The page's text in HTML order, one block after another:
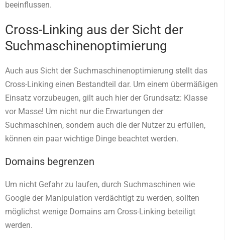
beeinflussen.
Cross-Linking aus der Sicht der
Suchmaschinenoptimierung
Auch aus Sicht der Suchmaschinenoptimierung stellt das
Cross-Linking einen Bestandteil dar. Um einem übermäßigen
Einsatz vorzubeugen, gilt auch hier der Grundsatz: Klasse
vor Masse! Um nicht nur die Erwartungen der
Suchmaschinen, sondern auch die der Nutzer zu erfüllen,
können ein paar wichtige Dinge beachtet werden.
Domains begrenzen
Um nicht Gefahr zu laufen, durch Suchmaschinen wie
Google der Manipulation verdächtigt zu werden, sollten
möglichst wenige Domains am Cross-Linking beteiligt
werden.